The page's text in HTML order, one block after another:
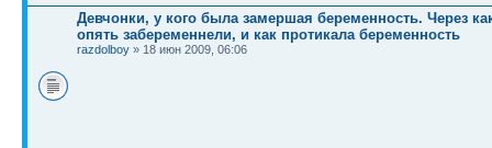
Девчонки, у кого была замершая беременность. Через
опять забеременнели, и как протикала беременность
razdolboy » 18 июн 2009, 06:06